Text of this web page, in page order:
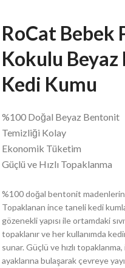
RoCat Bebek
Kokulu
Kedi Kumu
%100 Doğal Beyaz Bentonit
Temizliği Kolay
Ekonomik Tüketim
Güçlü ve Hızlı Topaklanma
%100 doğal bentonit
Topaklanan ince taneli kedi
gözenekli yapısı ile ortamdaki
topaklanır ve her kullanımda
sunar. Güçlü ve hızlı
ayaklarına bulaşarak çevreye